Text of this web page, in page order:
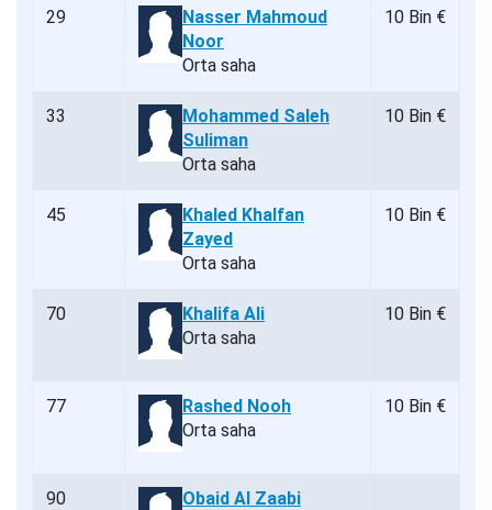
29
Nasser Mahmoud
Noor
Orta saha
10 Bin €
33
Mohammed Saleh
Suliman
Orta saha
10 Bin €
45
Khaled Khalfan
Zayed
Orta saha
10 Bin €
70
Khalifa Ali
Orta saha
10 Bin €
77
Rashed Nooh
Orta saha
10 Bin €
90
Obaid Al Zaabi